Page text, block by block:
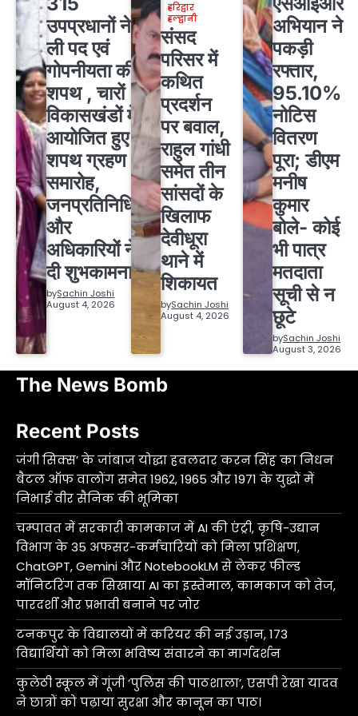
उपप्रधानों ने
ली पद एवं
गोपनीयता की
शपथ , चारों
विकासखंडों में
आयोजित हुए
शपथ ग्रहण
समारोह,
जनप्रतिनिधियों
और
अधिकारियों ने
दी शुभकामनाएं
bySachin Joshi
August 4, 2026
हरिद्वार
हल्द्वानी
संसद
परिसर में
कथित
प्रदर्शन
पर बवाल,
राहुल गांधी
समेत तीन
सांसदों के
खिलाफ
देवीधूरा
थाने में
शिकायत
bySachin Joshi
August 4, 2026
अभियान ने
पकड़ी
रफ्तार,
95.10%
नोटिस
वितरण
पूरा; डीएम
मनीष
कुमार
बोले- कोई
भी पात्र
मतदाता
सूची से न
छूटे
bySachin Joshi
August 3, 2026
The News Bomb
Recent Posts
जंगी सिक्स’ के जांबाज योद्धा हवलदार करन सिंह का निधन
बैटल ऑफ वालोंग समेत 1962, 1965 और 1971 के युद्धों में
निभाई वीर सैनिक की भूमिका
चम्पावत में सरकारी कामकाज में AI की एंट्री, कृषि-उद्यान
विभाग के 35 अफसर-कर्मचारियों को मिला प्रशिक्षण,
ChatGPT, Gemini और NotebookLM से लेकर फील्ड
मॉनिटरिंग तक सिखाया AI का इस्तेमाल, कामकाज को तेज,
पारदर्शी और प्रभावी बनाने पर जोर
टनकपुर के विद्यालयों में करियर की नई उड़ान, 173
विद्यार्थियों को मिला भविष्य संवारने का मार्गदर्शन
कुलेठी स्कूल में गूंजी ‘पुलिस की पाठशाला’, एसपी रेखा यादव
ने छात्रों को पढ़ाया सुरक्षा और कानून का पाठ।